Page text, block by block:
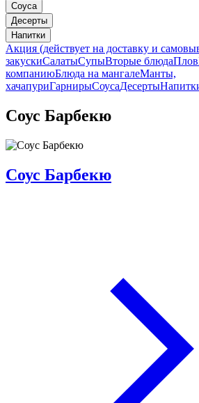
Соуса
Десерты
Напитки
Акция (действует на доставку и
закускиСалатыСупыВторые блюдаПлов
компаниюБлюда на мангалеМанты,
хачапуриГарнирыСоусаДесерты
Соус Барбекю
Соус Барбекю